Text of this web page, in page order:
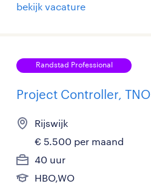
bekijk vacature
Randstad Professional
Project Controller, TNO
Rijswijk
€ 5.500 per maand
40 uur
HBO,WO